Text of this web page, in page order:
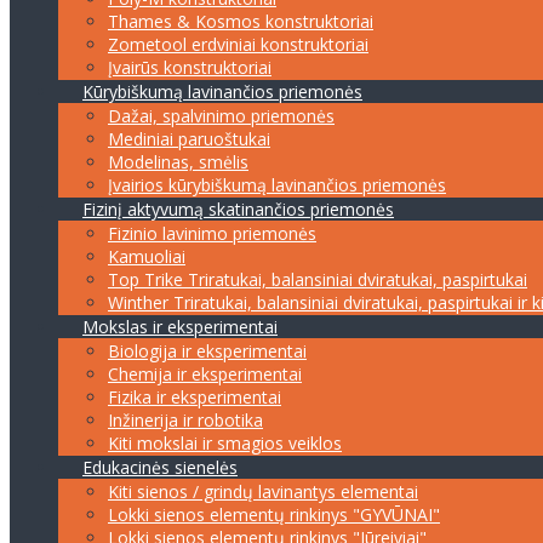
Thames & Kosmos konstruktoriai
Zometool erdviniai konstruktoriai
Įvairūs konstruktoriai
Kūrybiškumą lavinančios priemonės
Dažai, spalvinimo priemonės
Mediniai paruoštukai
Modelinas, smėlis
Įvairios kūrybiškumą lavinančios priemonės
Fizinį aktyvumą skatinančios priemonės
Fizinio lavinimo priemonės
Kamuoliai
Top Trike Triratukai, balansiniai dviratukai, paspirtukai
Winther Triratukai, balansiniai dviratukai, paspirtukai ir
Mokslas ir eksperimentai
Biologija ir eksperimentai
Chemija ir eksperimentai
Fizika ir eksperimentai
Inžinerija ir robotika
Kiti mokslai ir smagios veiklos
Edukacinės sienelės
Kiti sienos / grindų lavinantys elementai
Lokki sienos elementų rinkinys "GYVŪNAI"
Lokki sienos elementų rinkinys "Jūreiviai"